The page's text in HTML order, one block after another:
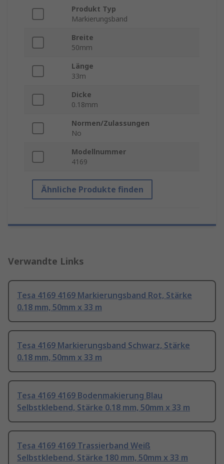
Produkt Typ
Markierungsband
Breite
50mm
Länge
33m
Dicke
0.18mm
Normen/Zulassungen
No
Modellnummer
4169
Ähnliche Produkte finden
Verwandte Links
Tesa 4169 4169 Markierungsband Rot, Stärke
0.18 mm, 50mm x 33 m
Tesa 4169 Markierungsband Schwarz, Stärke
0.18 mm, 50mm x 33 m
Tesa 4169 4169 Bodenmakierung Blau
Selbstklebend, Stärke 0.18 mm, 50mm x 33 m
Tesa 4169 4169 Trassierband Weiß
Selbstklebend, Stärke 180 mm, 50mm x 33 m